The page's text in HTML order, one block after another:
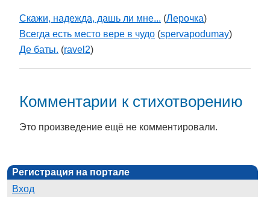
Скажи, надежда, дашь ли мне... (Лерочка)
Всегда есть место вере в чудо (spervapodumay)
Де баты. (ravel2)
Комментарии к стихотворению
Это произведение ещё не комментировали.
Регистрация на портале
Вход